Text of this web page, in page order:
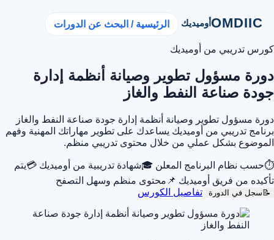
OMDIICأوميديك الرئيسية / البحث عن الدورات
كورس تدريبي من أوميديك
دورة مسؤول تطوير وصيانة أنظمة إدارة
جودة صناعة النفط والغاز
دورة مسؤول تطوير وصيانة أنظمة إدارة جودة صناعة النفط والغاز
برنامج تدريبي من أوميديك يساعدك على تطوير مهاراتك المهنية وفهم
الموضوع بشكل عملي من خلال محتوى تدريبي منظم.
⏱حسب نظام البرنامج المعلن 🎓شهادة تدريبية من أوميديك 💳يتم
تأكيده من فريق أوميديك 📌 محتوى منظم وسهل التصفح
📝 سجل في الدورة تفاصيل الكورس